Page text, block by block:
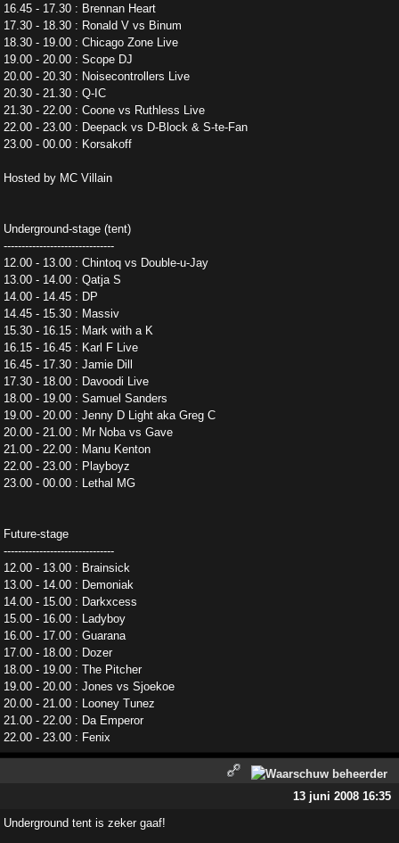
16.45 - 17.30 : Brennan Heart
17.30 - 18.30 : Ronald V vs Binum
18.30 - 19.00 : Chicago Zone Live
19.00 - 20.00 : Scope DJ
20.00 - 20.30 : Noisecontrollers Live
20.30 - 21.30 : Q-IC
21.30 - 22.00 : Coone vs Ruthless Live
22.00 - 23.00 : Deepack vs D-Block & S-te-Fan
23.00 - 00.00 : Korsakoff
Hosted by MC Villain
Underground-stage (tent)
-------------------------------
12.00 - 13.00 : Chintoq vs Double-u-Jay
13.00 - 14.00 : Qatja S
14.00 - 14.45 : DP
14.45 - 15.30 : Massiv
15.30 - 16.15 : Mark with a K
16.15 - 16.45 : Karl F Live
16.45 - 17.30 : Jamie Dill
17.30 - 18.00 : Davoodi Live
18.00 - 19.00 : Samuel Sanders
19.00 - 20.00 : Jenny D Light aka Greg C
20.00 - 21.00 : Mr Noba vs Gave
21.00 - 22.00 : Manu Kenton
22.00 - 23.00 : Playboyz
23.00 - 00.00 : Lethal MG
Future-stage
-------------------------------
12.00 - 13.00 : Brainsick
13.00 - 14.00 : Demoniak
14.00 - 15.00 : Darkxcess
15.00 - 16.00 : Ladyboy
16.00 - 17.00 : Guarana
17.00 - 18.00 : Dozer
18.00 - 19.00 : The Pitcher
19.00 - 20.00 : Jones vs Sjoekoe
20.00 - 21.00 : Looney Tunez
21.00 - 22.00 : Da Emperor
22.00 - 23.00 : Fenix
13 juni 2008 16:35
Underground tent is zeker gaaf!